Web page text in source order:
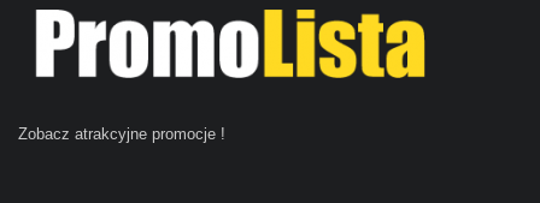
Zobacz atrakcyjne promocje !